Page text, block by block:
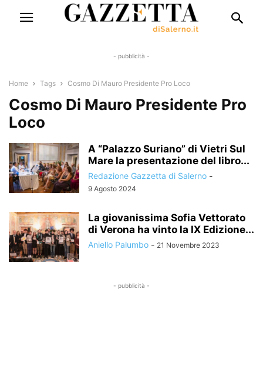
- pubblicità -
Home Tags Cosmo Di Mauro Presidente Pro Loco
Cosmo Di Mauro Presidente Pro
Loco
A “Palazzo Suriano” di Vietri Sul
Mare la presentazione del libro...
Redazione Gazzetta di Salerno -
9 Agosto 2024
La giovanissima Sofia Vettorato
di Verona ha vinto la IX Edizione...
Aniello Palumbo - 21 Novembre 2023
- pubblicità -